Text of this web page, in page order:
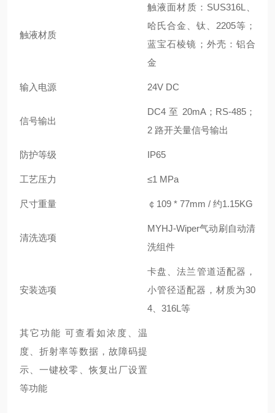
触液材质
触液面材质：SUS316L、
哈氏合金、钛、2205等；
蓝宝石棱镜；外壳：铝合
金
输入电源 24V DC
信号输出
DC4 至 20mA；RS-485；
2 路开关量信号输出
防护等级 IP65
工艺压力 ≤1 MPa
尺寸重量 ￠109 * 77mm / 约1.15KG
清洗选项
MYHJ-Wiper气动刷自动清
洗组件
安装选项
卡盘、法兰管道适配器，
小管径适配器，材质为30
4、316L等
其它功能 可查看如浓度、温
度、折射率等数据，故障码提
示、一键校零、恢复出厂设置
等功能